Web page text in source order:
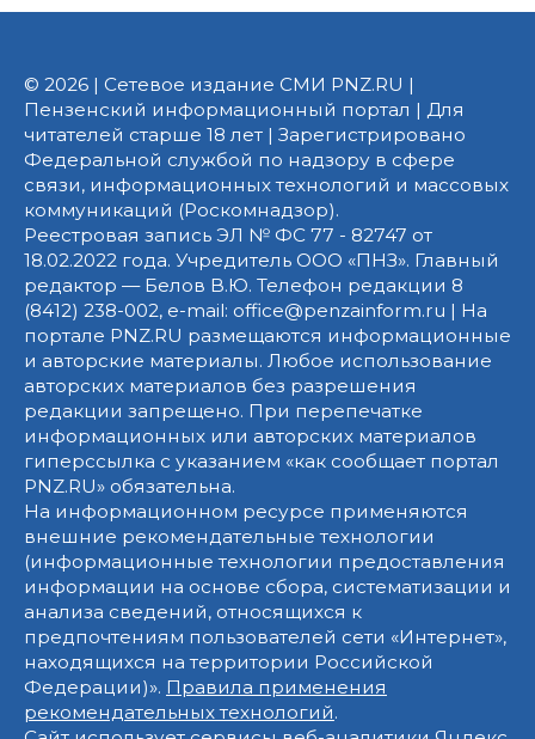
© 2026 | Сетевое издание СМИ PNZ.RU |
Пензенский информационный портал | Для
читателей старше 18 лет | Зарегистрировано
Федеральной службой по надзору в сфере
связи, информационных технологий и массовых
коммуникаций (Роскомнадзор).
Реестровая запись ЭЛ № ФС 77 - 82747 от
18.02.2022 года. Учредитель ООО «ПНЗ». Главный
редактор — Белов В.Ю. Телефон редакции 8
(8412) 238-002, e-mail: office@penzainform.ru | На
портале PNZ.RU размещаются информационные
и авторские материалы. Любое использование
авторских материалов без разрешения
редакции запрещено. При перепечатке
информационных или авторских материалов
гиперссылка с указанием «как сообщает портал
PNZ.RU» обязательна.
На информационном ресурсе применяются
внешние рекомендательные технологии
(информационные технологии предоставления
информации на основе сбора, систематизации и
анализа сведений, относящихся к
предпочтениям пользователей сети «Интернет»,
находящихся на территории Российской
Федерации)». Правила применения
рекомендательных технологий.